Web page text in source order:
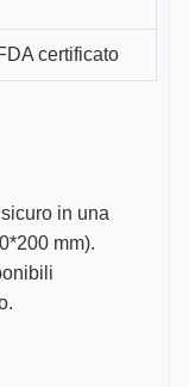
certificato
in una
mm).